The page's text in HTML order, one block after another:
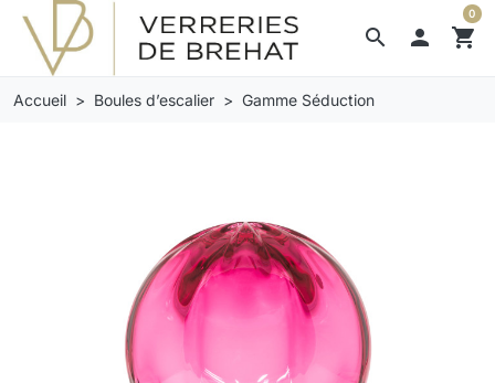
search  shopping_cart
0
Accueil Boules d’escalier Gamme Séduction